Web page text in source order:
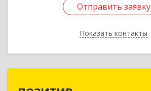
Отправить заявку
Показать контакты
Отправить заявку
Назад